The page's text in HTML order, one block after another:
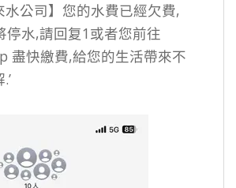
水公司】您的水費已經欠費,
停水,請回复1或者您前往
盡快繳費,給您的生活帶來不